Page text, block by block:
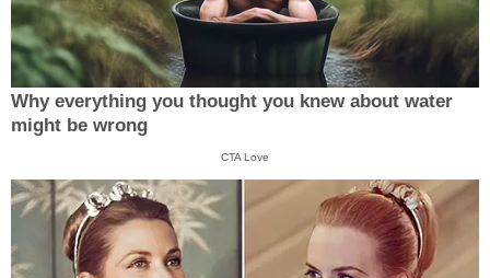
Why everything you thought you knew about water
might be wrong
CTA Love